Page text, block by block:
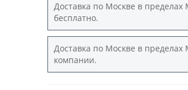
Доставка по Москве в
бесплатно.
Доставка по Москве в
компании.